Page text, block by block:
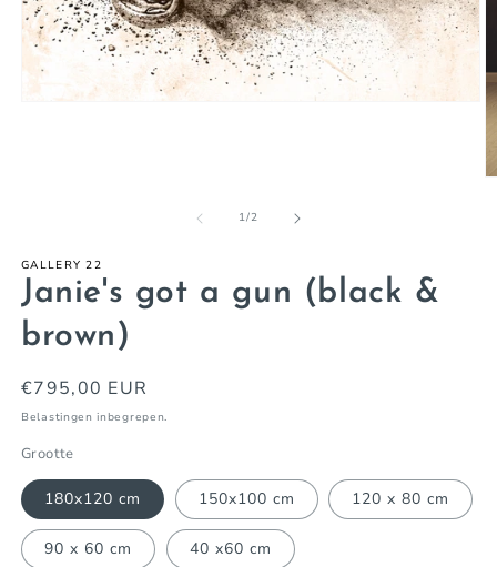
1/van
2
GALLERY 22
Janie's got a gun (black &
brown)
Normale
prijs
€795,00 EUR
Belastingen inbegrepen.
Grootte
180x120 cm 150x100 cm 120 x 80 cm
90 x 60 cm 40 x60 cm